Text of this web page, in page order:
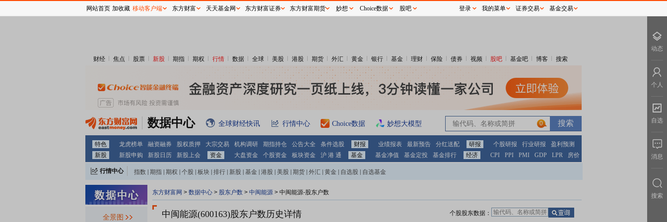
财经 焦点 股票 新股 期指 期权 行情 数据 全球 美股 港股 期货 外汇 黄金 银行 基金 理财 保险 债券 视频 股吧 基金吧 博客 搜索
数据中心 全球财经快讯 行情中心 Choice数据 妙想大模型 0
特色 龙虎榜单 融资融券 股权质押 大宗交易 机构调研 期指持仓 公告大全 条件选股 财报 业绩报表 最新预告 分红送配 研报 个股研报 行业研报
盈利预测
新股
新股申购 新股日历 新股上会 资金 大盘资金 个股资金 板块资金 沪 港 通 基金 基金净值 基金定投 基金排行 经济 CPI PPI PMI GDP LPR 房价
行情中心 指数 期指 期权 个股 板块 排行 新股 基金 港股 美股 期货 外汇 黄金 自选股 自选基金
全景图
东方财富网 > 数据中心 > 股东户数 > 中闽能源 > 中闽能源-股东户数
中闽能源(600163)股东户数历史详情 个股股东数据：
网站首页 加收藏 移动客户端 东方财富 天天基金网 东方财富证券 东方财富期货 妙想 Choice数据 股吧 登录 我的菜单 证券交易 基金交易
动态
个人
自选
消息
搜索